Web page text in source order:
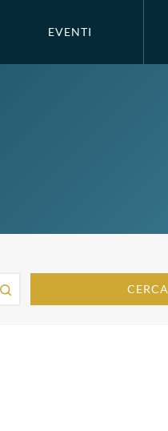
EVENTI
CERCA